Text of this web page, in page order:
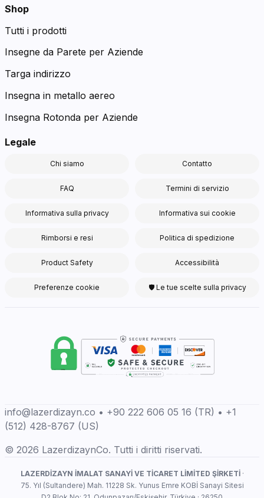
Shop
Tutti i prodotti
Insegne da Parete per Aziende
Targa indirizzo
Insegna in metallo aereo
Insegna Rotonda per Aziende
Legale
Chi siamo Contatto
FAQ Termini di servizio
Informativa sulla privacy Informativa sui cookie
Rimborsi e resi Politica di spedizione
Product Safety Accessibilità
Preferenze cookie 🛡 Le tue scelte sulla privacy
info@lazerdizayn.co • +90 222 606 05 16 (TR) • +1
(512) 428-8767 (US)
© 2026 LazerdizaynCo. Tutti i diritti riservati.
LAZERDİZAYN İMALAT SANAYİ VE TİCARET LİMİTED ŞİRKETİ·
75. Yıl (Sultandere) Mah. 11228 Sk. Yunus Emre KOBİ Sanayi Sitesi